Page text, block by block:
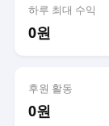
하루 최대 수익
0원
후원 활동
0원